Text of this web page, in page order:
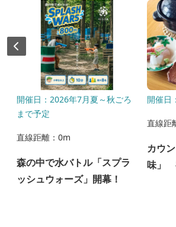
開催日：2026年7月夏～秋ごろ
まで予定
直線距離：0m
森の中で水バトル「スプラ
ッシュウォーズ」開幕！
開催日
直線距
カウ
味」